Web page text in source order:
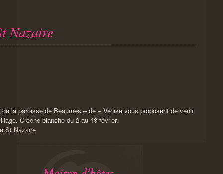
Nazaire
la paroisse de Beaumes – de – Venise vous proposent de venir
Crèche blanche du 2 au 13 février.
St Nazaire